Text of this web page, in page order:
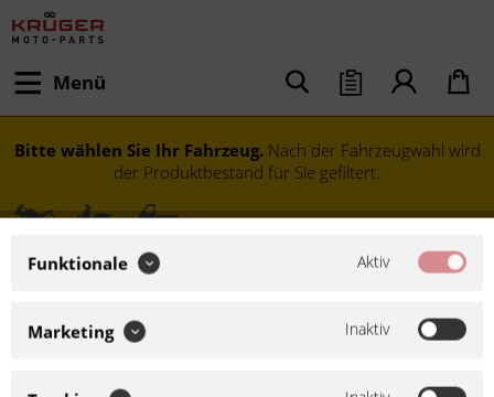
Menü
Bitte wählen Sie Ihr Fahrzeug. Nach der Fahrzeugwahl wird
der Produktbestand für Sie gefiltert.
Funktionale Aktiv
Marketing Inaktiv